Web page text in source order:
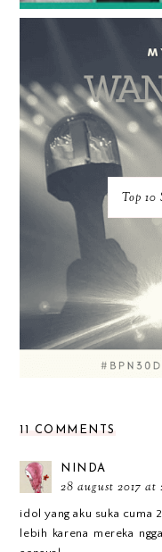
Top 10
11 COMMENTS
NINDA
28 august 2017 at
idol yang aku suka cuma
lebih karena mereka